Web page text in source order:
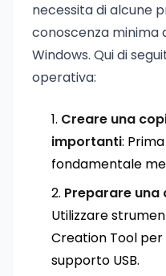
necessita di alcune
conoscenza minima
Windows. Qui di
operativa:
Creare una
importanti:
fondamentale
Preparare una
Utilizzare
Creation Tool per
supporto USB.